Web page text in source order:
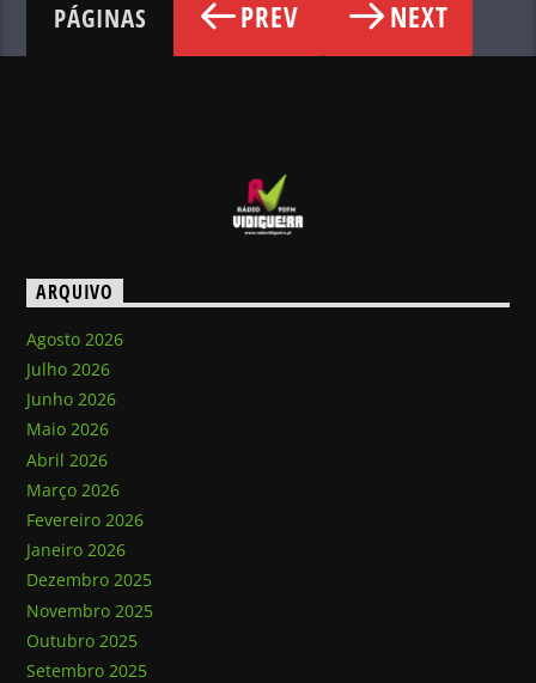
PÁGINAS PREV NEXT
ARQUIVO
Agosto 2026
Julho 2026
Junho 2026
Maio 2026
Abril 2026
Março 2026
Fevereiro 2026
Janeiro 2026
Dezembro 2025
Novembro 2025
Outubro 2025
Setembro 2025